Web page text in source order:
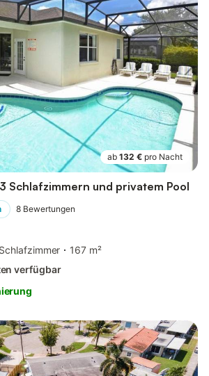
ab 132 € pro Nacht
Schlafzimmern und privatem Pool
8 Bewertungen
167 m²
verfügbar